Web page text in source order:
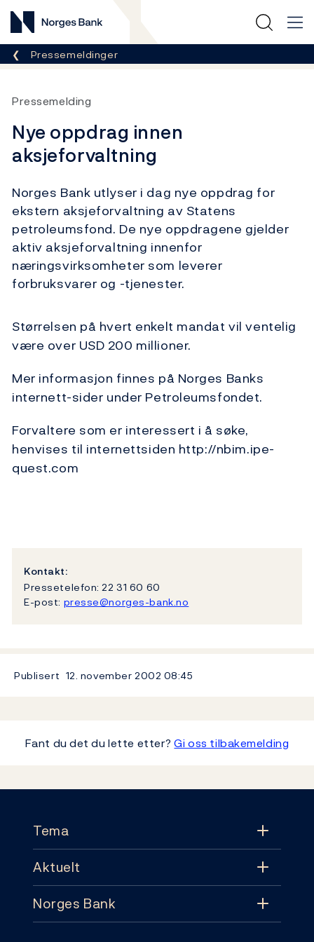
Norges Bank
Her er du nå:
Pressemeldinger
Pressemelding
Nye oppdrag innen
aksjeforvaltning
Norges Bank utlyser i dag nye oppdrag for
ekstern aksjeforvaltning av Statens
petroleumsfond. De nye oppdragene gjelder
aktiv aksjeforvaltning innenfor
næringsvirksomheter som leverer
forbruksvarer og -tjenester.
Størrelsen på hvert enkelt mandat vil ventelig
være over USD 200 millioner.
Mer informasjon finnes på Norges Banks
internett-sider under Petroleumsfondet.
Forvaltere som er interessert i å søke,
henvises til internettsiden http://nbim.ipe-
quest.com
Kontakt:
Pressetelefon: 22 31 60 60
E-post: presse@norges-bank.no
Publisert 12. november 2002 08:45
Fant du det du lette etter?Gi oss tilbakemelding
Tema
Tema
Pengepolitikk
Aktuelt
Aktuelt
Norges Bank